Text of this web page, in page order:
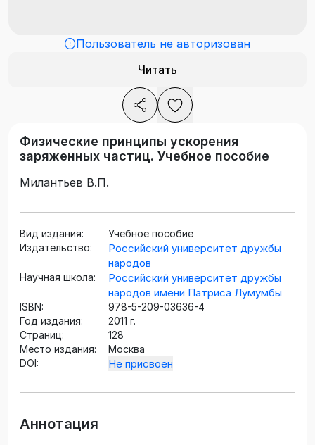
Пользователь не авторизован
Читать
Физические принципы ускорения
заряженных частиц. Учебное пособие
Милантьев В.П.
Вид издания:
Учебное пособие
Издательство:
Российский университет дружбы
народов
Научная школа:
Российский университет дружбы
народов имени Патриса Лумумбы
ISBN:
978-5-209-03636-4
Год издания:
2011 г.
Страниц:
128
Место издания:
Москва
DOI:
Не присвоен
Аннотация